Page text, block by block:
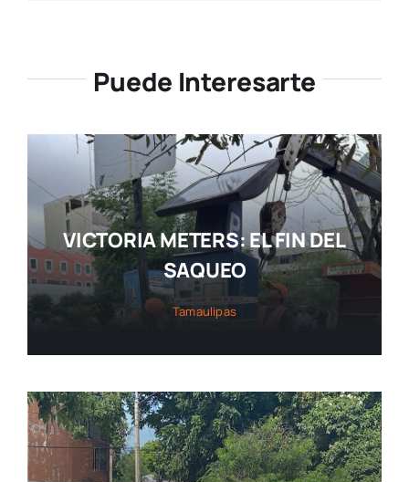
Puede Interesarte
VICTORIA METERS: EL FIN DEL
SAQUEO
Tamaulipas